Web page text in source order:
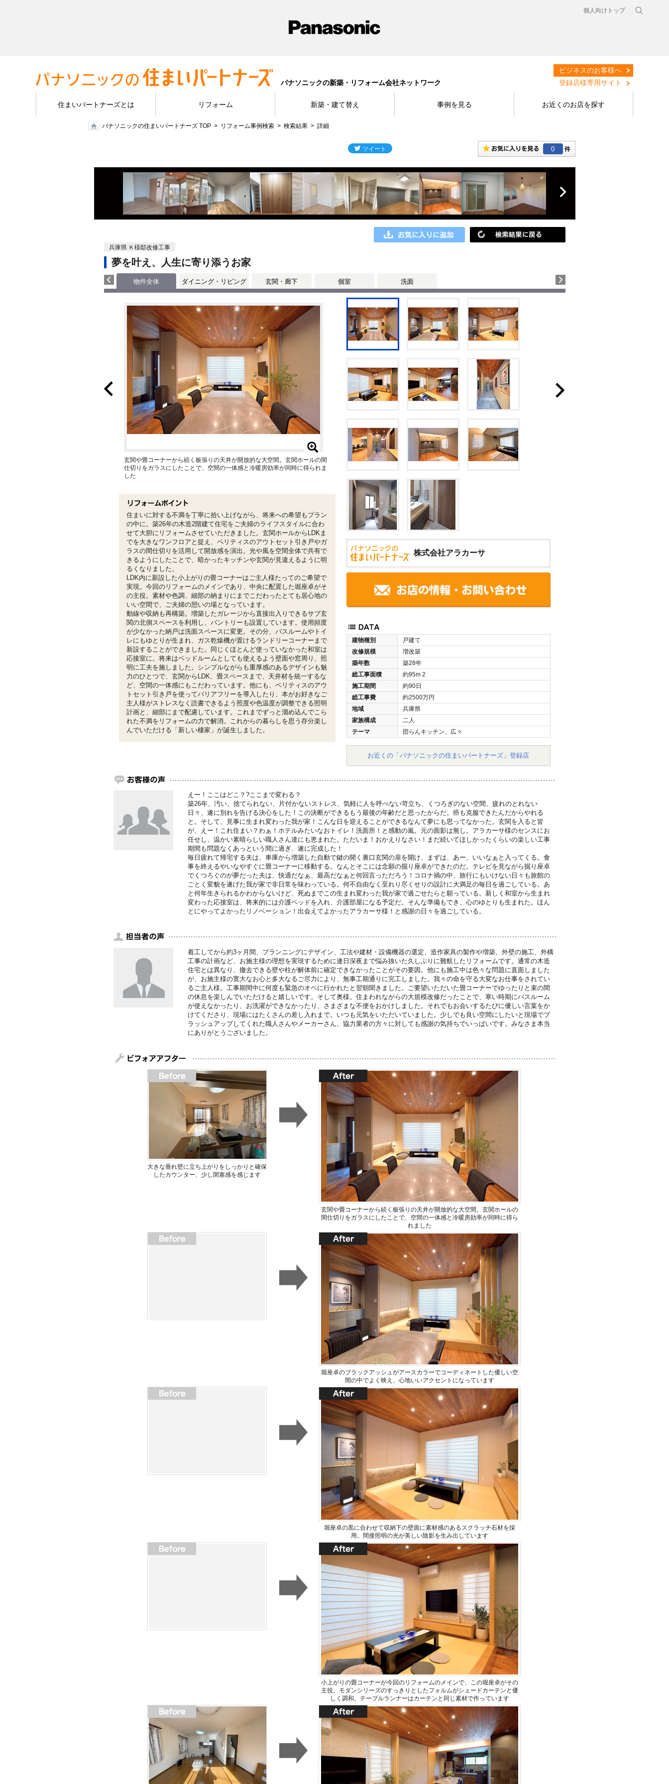
個人向けトップ
パナソニックの新築・リフォーム会社ネットワーク
ビジネスのお客様へ
登録店様専用サイト
住まいパートナーズとは リフォーム 新築・建て替え 事例を見る お近くのお店を探す
パナソニックの住まいパートナーズ TOP リフォーム事例検索 検索結果 詳細
0
兵庫県 Ｋ様邸改修工事
夢を叶え、人生に寄り添うお家
物件全体 ダイニング・リビング 玄関・廊下 個室 洗面
株式会社アラカーサ
建物種別
戸建て
改修規模
増改築
築年数
築28年
総工事面積
約95m 2
施工期間
約90日
総工事費
約2500万円
地域
兵庫県
家族構成
二人
テーマ
団らんキッチン、広々
お近くの「パナソニックの住まいパートナーズ」登録店
玄関や畳コーナーから続く板張りの天井が開放的な大空間。玄関ホールの間
仕切りをガラスにしたことで、空間の一体感と冷暖房効率が同時に得られま
した
住まいに対する不満を丁寧に拾い上げながら、将来への希望もプラン
の中に。築26年の木造2階建て住宅をご夫婦のライフスタイルに合わ
せて大胆にリフォームさせていただきました。玄関ホールからLDKま
でを大きなワンフロアと捉え、ベリティスのアウトセット引き戸やガ
ラスの間仕切りを活用して開放感を演出。光や風を空間全体で共有で
きるようにしたことで、暗かったキッチンや玄関が見違えるように明
るくなりました。
LDK内に新設した小上がりの畳コーナーはご主人様たってのご希望で
実現。今回のリフォームのメインであり、中央に配置した堀座卓がそ
の主役。素材や色調、細部の納まりにまでこだわったとても居心地の
いい空間で、ご夫婦の憩いの場となっています。
動線や収納も再構築。増築したガレージから直接出入りできるサブ玄
関の北側スペースを利用し、パントリーも設置しています。使用頻度
が少なかった納戸は洗面スペースに変更。その分、バスルームやトイ
レにもゆとりが生まれ、ガス乾燥機が置けるランドリーコーナーまで
新設することができました。同じくほとんど使っていなかった和室は
応接室に。将来はベッドルームとしても使えるよう壁面や窓周り、照
明に工夫を施しました。シンプルながらも重厚感のあるデザインも魅
力のひとつで、玄関からLDK、畳スペースまで、天井材を統一するな
ど、空間の一体感にもこだわっています。他にも、ベリティスのアウ
トセット引き戸を使ってバリアフリーを導入したり、本がお好きなご
主人様がストレスなく読書できるよう照度や色温度が調整できる照明
計画と、細部にまで配慮しています。これまでずっと溜め込んでこら
れた不満をリフォームの力で解消。これからの暮らしを思う存分楽し
んでいただける「新しい棲家」が誕生しました。
えー！ここはどこ？?ここまで変わる？
築26年、汚い、捨てられない、片付かないストレス、気軽に人を呼べない苛立ち、くつろぎのない空間、疲れのとれない
日々、遂に別れを告げる決心をした！この決断ができるもう最後の年齢だと思ったからだ。癌も克服できたんだからやれる
と。そして、見事に生まれ変わった我が家！こんな日を迎えることができるなんて夢にも思ってなかった。玄関を入ると皆
が、えー！これ住まい？わぁ！ホテルみたいなおトイレ！洗面所！と感動の嵐。元の面影は無し。アラカーサ様のセンスにお
任せし、温かい素晴らしい職人さん達にも恵まれた。ただいま！おかえりなさい！まだ続いてほしかったくらいの楽しい工事
期間も問題なくあっという間に過ぎ、遂に完成した！
毎日疲れて帰宅する夫は、車庫から増築した自動で鍵の開く裏口玄関の扉を開け、まずは、あー、いいなぁと入ってくる。食
事を終えるやいなやすぐに畳コーナーに移動する。なんとそこには念願の掘り座卓ができたのだ。テレビを見ながら掘り座卓
でくつろぐのが夢だった夫は、快適だなぁ、最高だなぁと何回言っただろう！コロナ禍の中、旅行にもいけない日々も旅館の
ごとく変貌を遂げた我が家で非日常を味わっている。何不自由なく至れり尽くせりの設計に大満足の毎日を過ごしている。あ
と何年生きられるかわからないけど、死ぬまでこの生まれ変わった我が家で過ごせたらと願っている。新しく和室から生まれ
変わった応接室は、将来的には介護ベッドを入れ、介護部屋になる予定だ。そんな準備もでき、心のゆとりも生まれた。ほん
とにやってよかったリノベーション！出会えてよかったアラカーサ様！と感謝の日々を過ごしている。
着工してから約3ヶ月間、プランニングにデザイン、工法や建材・設備機器の選定、造作家具の製作や増築、外壁の施工、外構
工事の計画など、お施主様の理想を実現するために連日深夜まで悩み抜いた久しぶりに難航したリフォームです。通常の木造
住宅とは異なり、撤去できる壁や柱が解体前に確定できなかったことがその要因。他にも施工中は色々な問題に直面しました
が、お施主様の寛大なお心と多大なるご尽力により、無事工期通りに完工しました。我々の命を守る大変なお仕事をされてい
るご主人様。工事期間中に何度も緊急のオペに行かれたと翌朝聞きました。ご要望いただいた畳コーナーでゆったりと束の間
の休息を楽しんでいただけると嬉しいです。そして奥様。住まわれながらの大規模改修だったことで、寒い時期にバスルーム
が使えなかったり、お洗濯ができなかったり、さまざまな不便をおかけしました。それでもお会いするたびに優しい言葉をか
けてくださり、現場にはたくさんの差し入れまで。いつも元気をいただいていました。少しでも良い空間にしたいと現場でブ
ラッシュアップしてくれた職人さんやメーカーさん、協力業者の方々に対しても感謝の気持ちでいっぱいです。みなさま本当
にありがとうございました。
大きな垂れ壁に立ち上がりをしっかりと確保
したカウンター、少し閉塞感を感じます
玄関や畳コーナーから続く板張りの天井が開放的な大空間。玄関ホールの
間仕切りをガラスにしたことで、空間の一体感と冷暖房効率が同時に得ら
れました
堀座卓のブラックアッシュがアースカラーでコーディネートした優しい空
間の中でよく映え、心地いいアクセントになっています
堀座卓の黒に合わせて収納下の壁面に素材感のあるスクラッチ石材を採
用。間接照明の光が美しい陰影を生み出しています
小上がりの畳コーナーが今回のリフォームのメインで、この堀座卓がその
主役。モダンシリーズのすっきりとしたフォルムがシェードカーテンと優
しく調和。テーブルランナーはカーテンと同じ素材で作っています